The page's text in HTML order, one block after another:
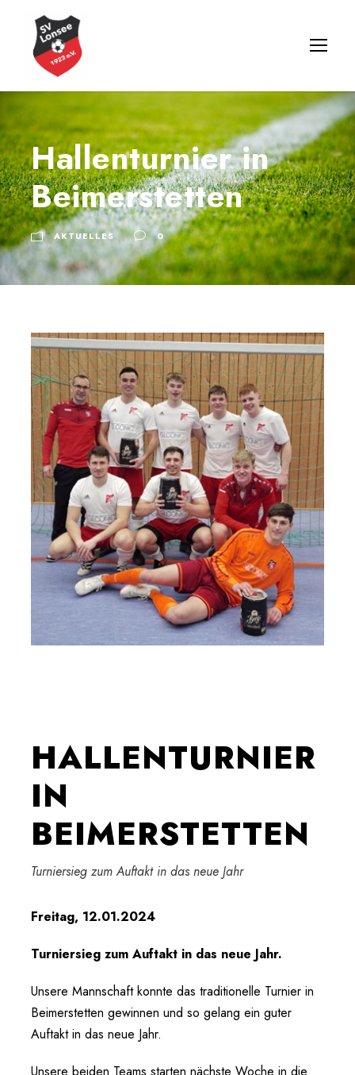
Hallenturnier in
Beimerstetten
AKTUELLES 0
HALLENTURNIER
IN
BEIMERSTETTEN
Turniersieg zum Auftakt in das neue Jahr
Freitag, 12.01.2024
Turniersieg zum Auftakt in das neue Jahr.
Unsere Mannschaft konnte das traditionelle Turnier in
Beimerstetten gewinnen und so gelang ein guter
Auftakt in das neue Jahr.
Unsere beiden Teams starten nächste Woche in die